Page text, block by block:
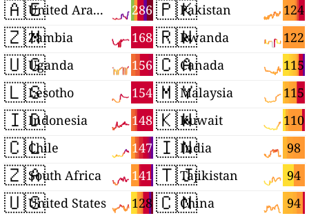
🇦🇪 286
United Arab Emirates
🇿🇲 168
Zambia
🇺🇬 156
Uganda
🇱🇸 154
Lesotho
🇮🇩 148
Indonesia
🇨🇱 147
Chile
🇿🇦 141
South Africa
🇺🇸 128
United States
🇵🇰 124
Pakistan
🇷🇼 122
Rwanda
🇨🇦 115
Canada
🇲🇾 115
Malaysia
🇰🇼 110
Kuwait
🇮🇳 98
India
🇹🇯 94
Tajikistan
🇨🇳 94
China